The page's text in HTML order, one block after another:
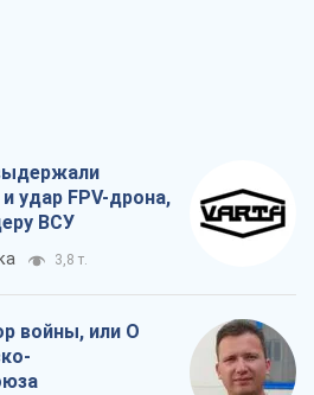
удар FPV-дрона,
ВСУ
3,8 т.
войны, или О